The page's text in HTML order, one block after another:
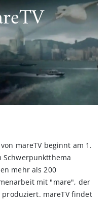
mareTV beginnt am 1.
Schwerpunktthema
mehr als 200
mit "mare", der
mareTV findet